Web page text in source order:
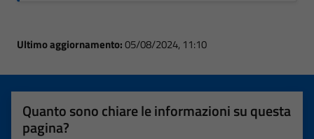
Ultimo aggiornamento:05/08/2024, 11:10
Quanto sono chiare le informazioni su questa
pagina?